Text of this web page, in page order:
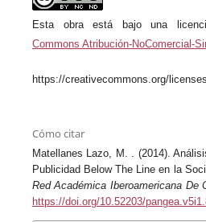
Esta obra está bajo una
Commons Atribución-NoComercial-
https://creativecommons.org/
Cómo citar
Matellanes Lazo, M. . (2014).
Publicidad Below The Line en la
Red Académica Iberoamericana De
https://doi.org/10.52203/